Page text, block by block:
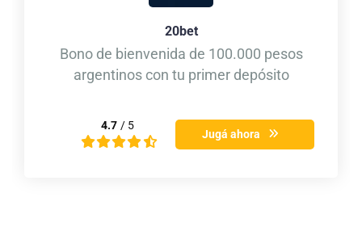
20bet
Bono de bienvenida de 100.000 pesos
argentinos con tu primer depósito
4.7 / 5
Jugá ahora